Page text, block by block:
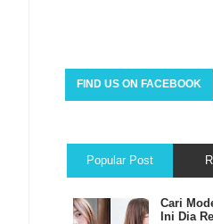
FIND US ON FACEBOOK
Popular Post
Cari
Ini Dia